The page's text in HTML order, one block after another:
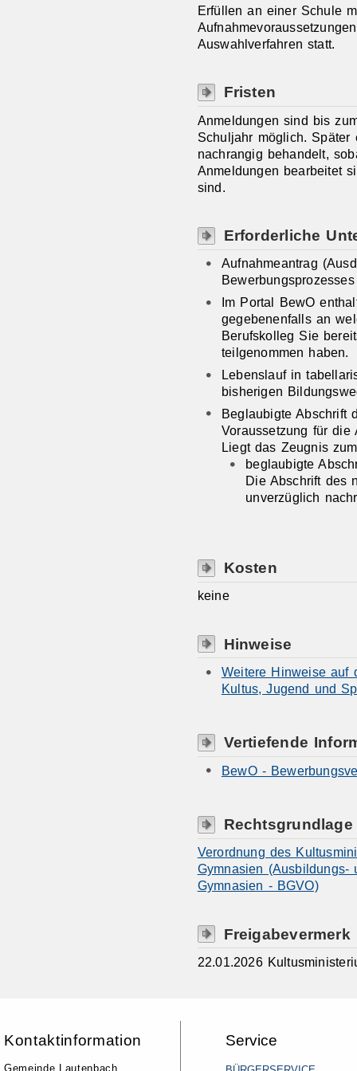
Erfüllen an einer Schule
Auswahlverfahren statt.
Fristen
Anmeldungen sind bis
Schuljahr möglich. Später
nachrangig behandelt,
Anmeldungen bearbeitet
sind.
Erforderliche
Aufnahmeantrag
Im Portal BewO
gegebenenfalls an
Berufskolleg Sie
teilgenommen haben.
Lebenslauf in
bisherigen
Beglaubigte Abschrift
Voraussetzung für die
Liegt das Zeugnis
beglaubigte
Die Abschrift des
unverzüglich
Kosten
keine
Hinweise
Weitere Hinweise auf
Kultus, Jugend und
Vertiefende
BewO -
Rechtsgrundlage
Verordnung des
Gymnasien (Ausbildungs-
Gymnasien - BGVO)
Freigabevermerk
22.01.2026
Kontaktinformation
Gemeinde Lautenbach
Service